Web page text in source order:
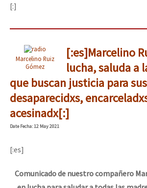
[:]
Marcelino Ruiz
Gómez
[:es]Marcelino
lucha, saluda a
que buscan justicia para
desaparecidxs,
acesinadx[:]
DateFecha: 12 May 2021
[:es]
Comunicado de nuestro compañero